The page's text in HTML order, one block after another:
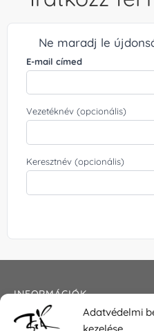
Adatvédelmi
Ne maradj le
E-mail címed
Vezetéknév (opcionális)
Keresztnév (opcionális)
INFORMÁCIÓK
Általános szerződési